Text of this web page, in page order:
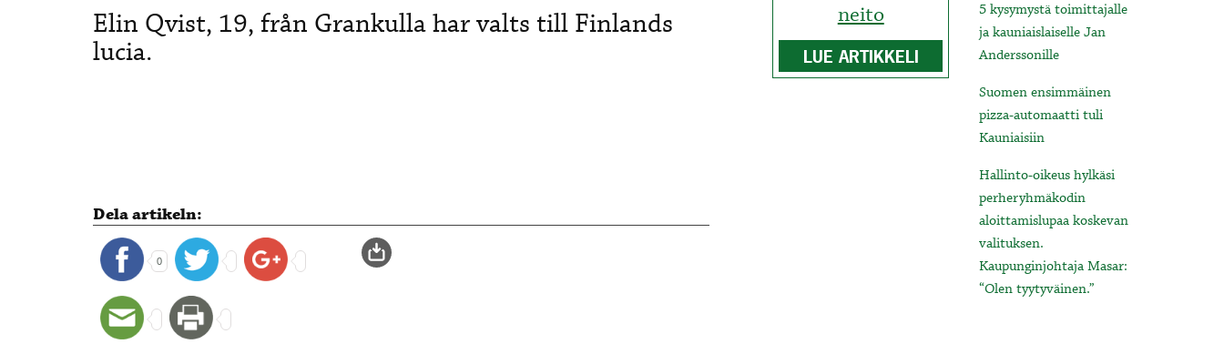
neito
LUE ARTIKKELI
Elin Qvist, 19, från Grankulla har valts till Finlands
lucia.
Dela artikeln:
0
5 kysymystä toimittajalle
ja kauniaislaiselle Jan
Anderssonille
Suomen ensimmäinen
pizza-automaatti tuli
Kauniaisiin
Hallinto-oikeus hylkäsi
perheryhmäkodin
aloittamislupaa koskevan
valituksen.
Kaupunginjohtaja Masar:
“Olen tyytyväinen.”